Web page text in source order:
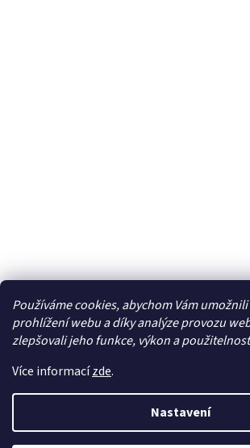
Používáme cookies, abychom Vám
prohlížení webu a díky analýze provozu
zlepšovali jeho funkce, výkon a
Více informacízde.
Nastavení
Facebook
Vytvořil Shoptet
Copyright 2026Elcar -